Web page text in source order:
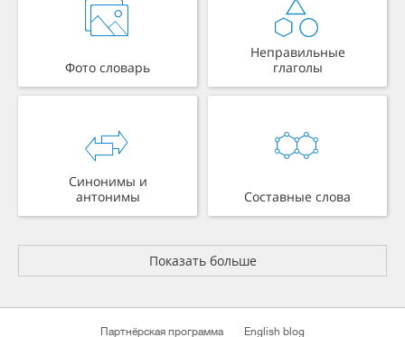
Фото словарь
Неправильные
глаголы
Синонимы и
антонимы
Составные слова
Показать больше
Партнёрская программа English blog